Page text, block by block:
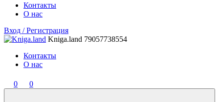
Контакты
О нас
Вход / Регистрация
Kniga.land 79057738554
Контакты
О нас
0 0